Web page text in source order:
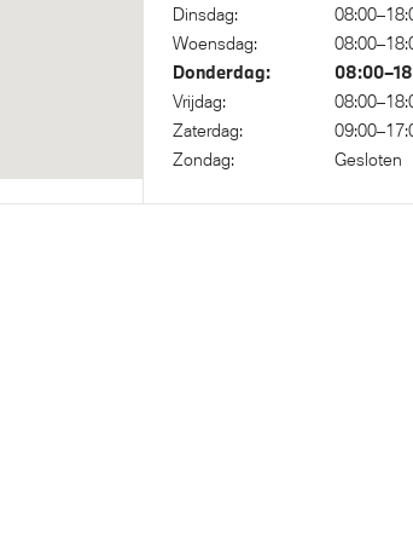
Dinsdag:
Woensdag:
Donderdag:
Vrijdag:
Zaterdag:
Zondag:
Gesloten